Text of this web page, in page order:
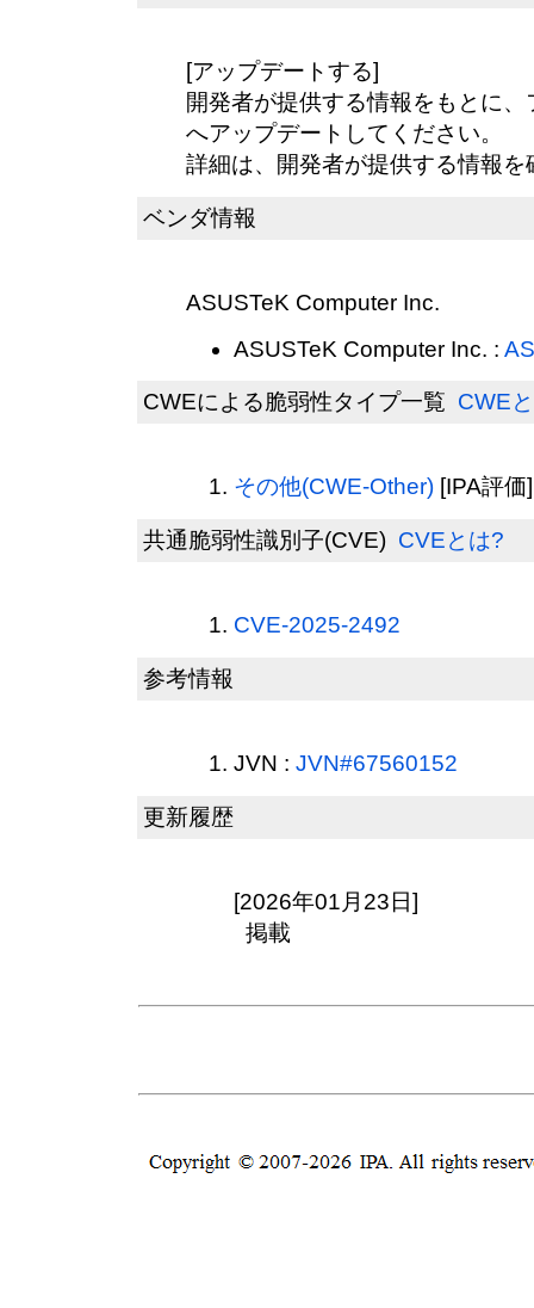
[アップデートする]
開発者が提供する情報をもとに
へアップデートしてください。
詳細は、開発者が提供する情報
ベンダ情報
ASUSTeK Computer Inc.
ASUSTeK Computer Inc. :
CWEによる脆弱性タイプ一覧 CWE
その他(CWE-Other) [IPA評価]
共通脆弱性識別子(CVE) CVEとは?
CVE-2025-2492
参考情報
JVN : JVN#67560152
更新履歴
[2026年01月23日]
掲載